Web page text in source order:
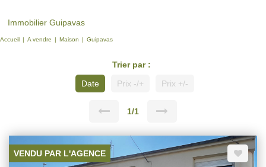
Immobilier Guipavas
Accueil A vendre Maison Guipavas
Trier par :
Date
Prix -/+ Prix +/-
1/1
VENDU PAR L'AGENCE